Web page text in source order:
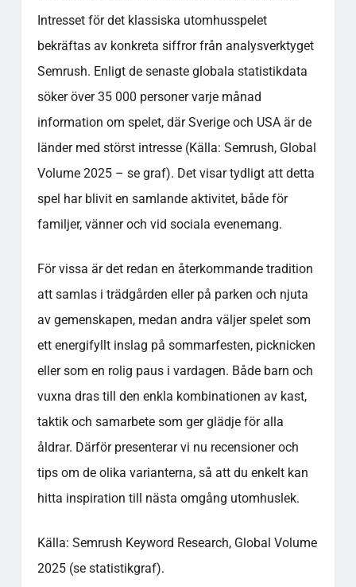
Intresset för det klassiska utomhusspelet
bekräftas av konkreta siffror från analysverktyget
Semrush. Enligt de senaste globala statistikdata
söker över 35 000 personer varje månad
information om spelet, där Sverige och USA är de
länder med störst intresse (Källa: Semrush, Global
Volume 2025 – se graf). Det visar tydligt att detta
spel har blivit en samlande aktivitet, både för
familjer, vänner och vid sociala evenemang.
För vissa är det redan en återkommande tradition
att samlas i trädgården eller på parken och njuta
av gemenskapen, medan andra väljer spelet som
ett energifyllt inslag på sommarfesten, picknicken
eller som en rolig paus i vardagen. Både barn och
vuxna dras till den enkla kombinationen av kast,
taktik och samarbete som ger glädje för alla
åldrar. Därför presenterar vi nu recensioner och
tips om de olika varianterna, så att du enkelt kan
hitta inspiration till nästa omgång utomhuslek.
Källa: Semrush Keyword Research, Global Volume
2025 (se statistikgraf).